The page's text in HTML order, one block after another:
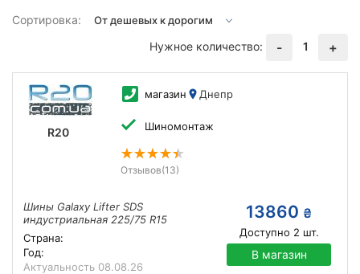
Сортировка:
Нужное количество:
- 1 +
R20
магазин Днепр
Шиномонтаж
Отзывов(13)
Шины Galaxy Lifter SDS
индустриальная 225/75 R15
Страна:
Год:
Актуальность 08.08.26
13860 ₴
Доступно 2 шт.
В магазин